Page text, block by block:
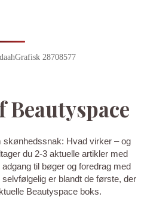
28708577
Beautyspace
skønhedssnak: Hvad virker – og
du 2-3 aktuelle artikler med
til bøger og foredrag med
er blandt de første, der
Beautyspace boks.